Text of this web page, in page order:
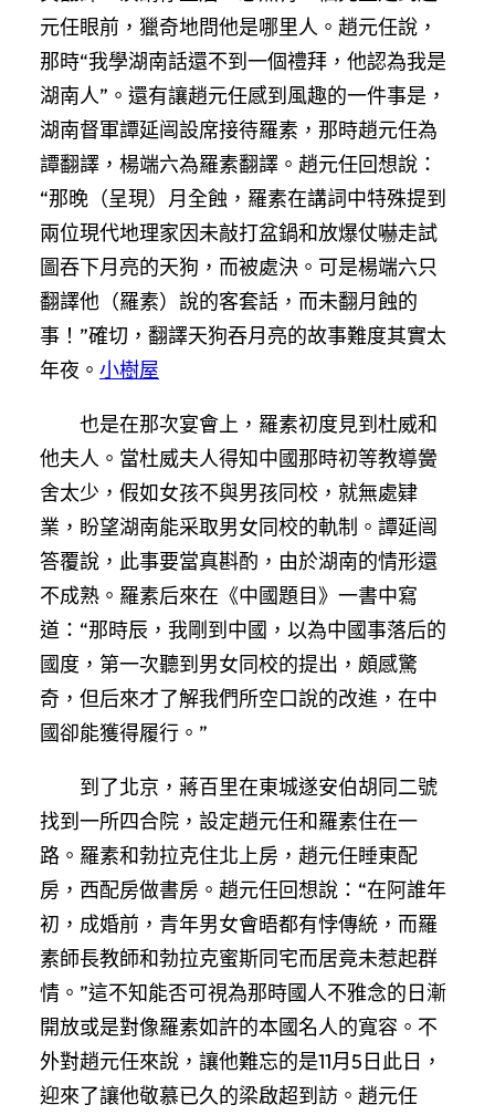
元任眼前，獵奇地問他是哪里人。趙元任說，
那時“我學湖南話還不到一個禮拜，他認為我是
湖南人”。還有讓趙元任感到風趣的一件事是，
湖南督軍譚延闿設席接待羅素，那時趙元任為
譚翻譯，楊端六為羅素翻譯。趙元任回想說：
“那晚（呈現）月全蝕，羅素在講詞中特殊提到
兩位現代地理家因未敲打盆鍋和放爆仗嚇走試
圖吞下月亮的天狗，而被處決。可是楊端六只
翻譯他（羅素）說的客套話，而未翻月蝕的
事！”確切，翻譯天狗吞月亮的故事難度其實太
年夜。 小樹屋
也是在那次宴會上，羅素初度見到杜威和
他夫人。當杜威夫人得知中國那時初等教導黌
舍太少，假如女孩不與男孩同校，就無處肄
業，盼望湖南能采取男女同校的軌制。譚延闿
答覆說，此事要當真斟酌，由於湖南的情形還
不成熟。羅素后來在《中國題目》一書中寫
道：“那時辰，我剛到中國，以為中國事落后的
國度，第一次聽到男女同校的提出，頗感驚
奇，但后來才了解我們所空口說的改進，在中
國卻能獲得履行。”
到了北京，蔣百里在東城遂安伯胡同二號
找到一所四合院，設定趙元任和羅素住在一
路。羅素和勃拉克住北上房，趙元任睡東配
房，西配房做書房。趙元任回想說：“在阿誰年
初，成婚前，青年男女會晤都有悖傳統，而羅
素師長教師和勃拉克蜜斯同宅而居竟未惹起群
情。”這不知能否可視為那時國人不雅念的日漸
開放或是對像羅素如許的本國名人的寬容。不
外對趙元任來說，讓他難忘的是11月5日此日，
迎來了讓他敬慕已久的梁啟超到訪。趙元任